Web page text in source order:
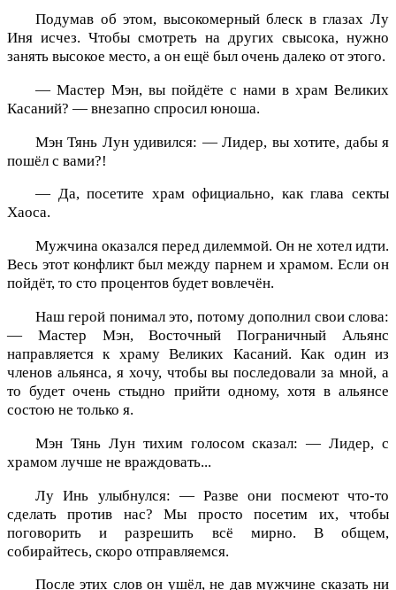
Подумав об этом, высокомерный блеск в глазах Лу
Иня исчез. Чтобы смотреть на других свысока, нужно
занять высокое место, а он ещё был очень далеко от этого.
— Мастер Мэн, вы пойдёте с нами в храм Великих
Касаний? — внезапно спросил юноша.
Мэн Тянь Лун удивился: — Лидер, вы хотите, дабы я
пошёл с вами?!
— Да, посетите храм официально, как глава секты
Хаоса.
Мужчина оказался перед дилеммой. Он не хотел идти.
Весь этот конфликт был между парнем и храмом. Если он
пойдёт, то сто процентов будет вовлечён.
Наш герой понимал это, потому дополнил свои слова:
— Мастер Мэн, Восточный Пограничный Альянс
направляется к храму Великих Касаний. Как один из
членов альянса, я хочу, чтобы вы последовали за мной, а
то будет очень стыдно прийти одному, хотя в альянсе
состою не только я.
Мэн Тянь Лун тихим голосом сказал: — Лидер, с
храмом лучше не враждовать...
Лу Инь улыбнулся: — Разве они посмеют что-то
сделать против нас? Мы просто посетим их, чтобы
поговорить и разрешить всё мирно. В общем,
собирайтесь, скоро отправляемся.
После этих слов он ушёл, не дав мужчине сказать ни